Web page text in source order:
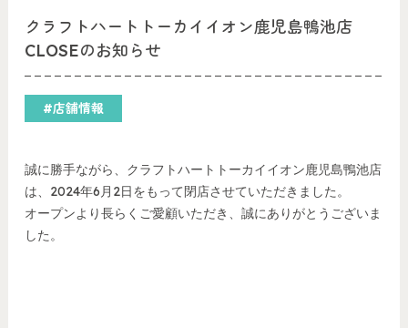
クラフトハートトーカイイオン鹿児島鴨池店
CLOSEのお知らせ
#店舗情報
誠に勝手ながら、クラフトハートトーカイイオン鹿児島鴨池店
は、2024年6月2日をもって閉店させていただきました。
オープンより長らくご愛顧いただき、誠にありがとうございま
した。